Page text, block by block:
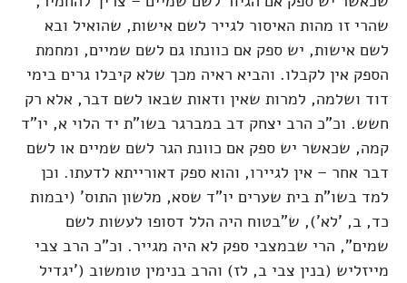
שהרי זו מהות האיסור לגייר לשם אישות, שהואיל ובא
לשם אישות, יש ספק אם כוונתו גם לשם שמיים, ומחמת
הספק אין לקבלו. והביא ראיה מכך שלא קיבלו גרים בימי
דוד ושלמה, למרות שאין ודאות שבאו לשם דבר, אלא רק
חשש. וכ"כ הרב יצחק דב במברגר בשו"ת יד הלוי א, יו"ד
קמה, שכאשר יש ספק אם כוונת הגר לשם שמיים או לשם
דבר אחר – אין לגיירו, והוא ספק דאורייתא לדעתו. וכן
למד בשו"ת בית שערים יו"ד שסא, מלשון התוס' (יבמות
כד, ב, 'לא'), ש"בטוח היה הלל דסופו לעשות לשם
שמים", הרי שבמצבי ספק לא היה מגייר. וכ"כ הרב צבי
מייזליש (בנין צבי ב, לז) והרב בנימין טומשוב ('יגדיל